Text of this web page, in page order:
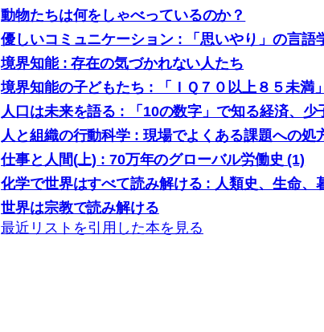
動物たちは何をしゃべっているのか？
優しいコミュニケーション : 「思いやり」の言語
境界知能 : 存在の気づかれない人たち
境界知能の子どもたち : 「ＩＱ７０以上８５未満
人口は未来を語る : 「10の数字」で知る経済、少
人と組織の行動科学 : 現場でよくある課題への処
仕事と人間(上) : 70万年のグローバル労働史 (1)
化学で世界はすべて読み解ける : 人類史、生命、
世界は宗教で読み解ける
最近リストを引用した本を見る